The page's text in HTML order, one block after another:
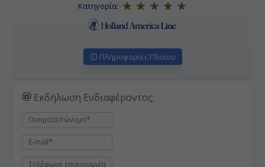
Κατηγορία:
Πληροφορίες Πλοίου
Εκδήλωση Ενδιαφέροντος: